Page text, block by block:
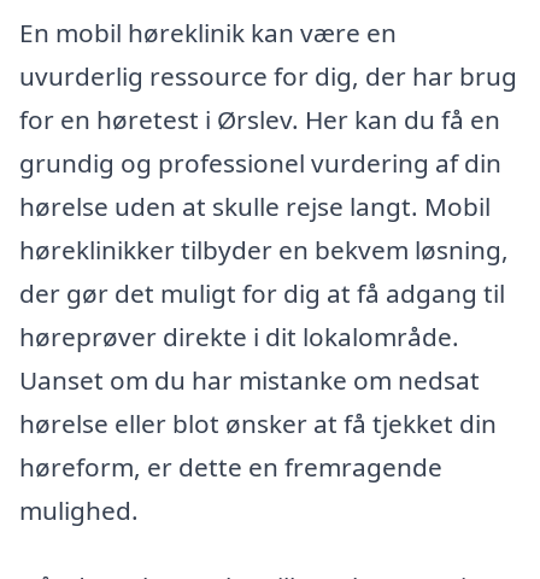
En mobil høreklinik kan være en
uvurderlig ressource for dig, der har brug
for en høretest i Ørslev. Her kan du få en
grundig og professionel vurdering af din
hørelse uden at skulle rejse langt. Mobil
høreklinikker tilbyder en bekvem løsning,
der gør det muligt for dig at få adgang til
høreprøver direkte i dit lokalområde.
Uanset om du har mistanke om nedsat
hørelse eller blot ønsker at få tjekket din
høreform, er dette en fremragende
mulighed.